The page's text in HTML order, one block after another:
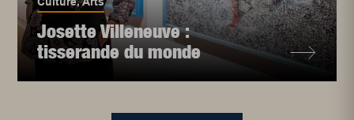
Josette Villeneuve :
tisserande du monde